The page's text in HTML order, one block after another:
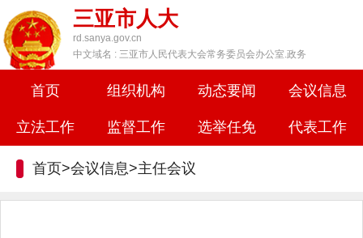
三亚市人大
rd.sanya.gov.cn
中文域名 : 三亚市人民代表大会常务委员会办公室.政务
首页 组织机构 动态要闻 会议信息
立法工作 监督工作 选举任免 代表工作
首页>会议信息>主任会议